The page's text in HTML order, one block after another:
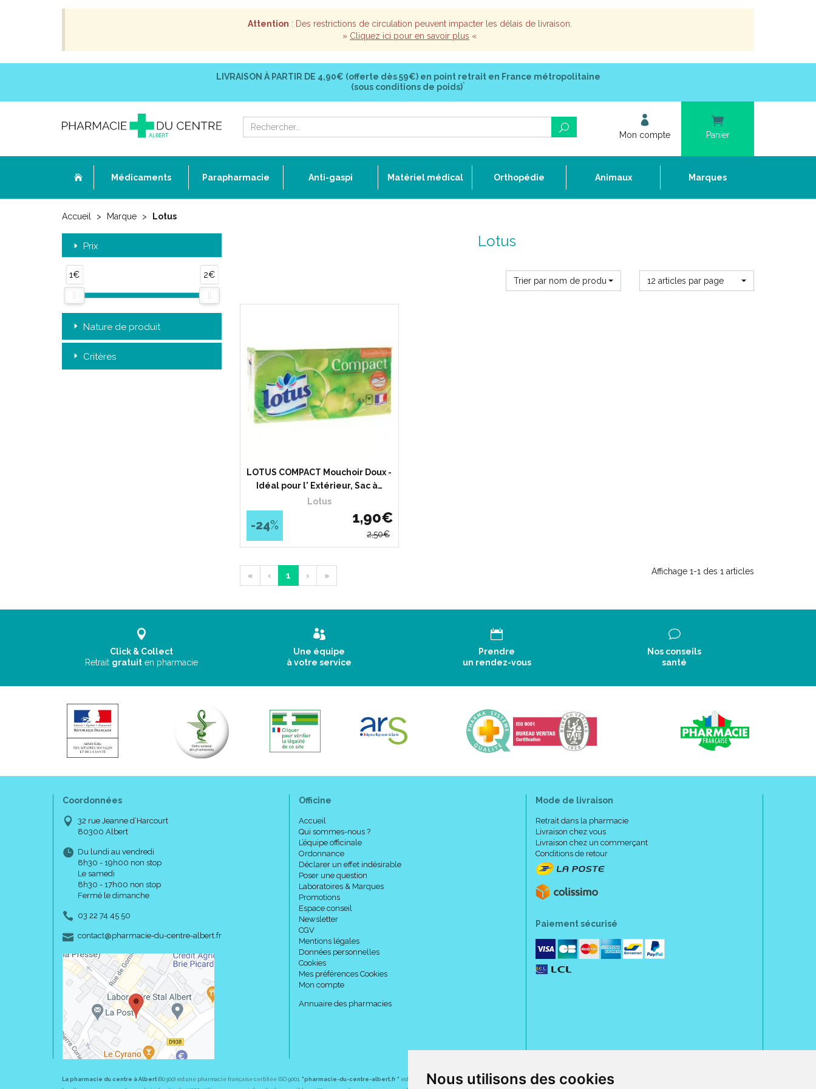
Nous utilisons des cookies
Attention : Des restrictions de circulation peuvent impacter les délais de livraison.
» Cliquez ici pour en savoir plus «
LIVRAISON À PARTIR DE 4,90€ (offerte dès 59€) en point retrait en France métropolitaine
(sous conditions de poids)*
Mon compte Panier
Médicaments Parapharmacie Anti-gaspi Matériel médical Orthopédie Animaux Marques
Accueil Marque Lotus
Prix
1€ 2€
Nature de produit
Critères
Lotus
Trier par nom de produit 12 articles par page
LOTUS COMPACT Mouchoir Doux -
Idéal pour l' Extérieur, Sac à…
Lotus
1,90€
2,50€
-24%
« ‹ 1 › » Affichage 1-1 des 1 articles
Click & Collect
Retrait gratuit en pharmacie
Une équipe
à votre service
Prendre
un rendez-vous
Nos conseils
santé
Coordonnées
32 rue Jeanne d’Harcourt
80300 Albert
Du lundi au vendredi
8h30 - 19h00 non stop
Le samedi
8h30 - 17h00 non stop
Fermé le dimanche
03 22 74 45 50
contact-
@-
pharmacie-du-centre-albert.fr
Officine
Accueil
Qui sommes-nous ?
L’équipe officinale
Ordonnance
Déclarer un effet indésirable
Poser une question
Laboratoires & Marques
Promotions
Espace conseil
Newsletter
CGV
Mentions légales
Données personnelles
Cookies
Mes préférences Cookies
Mon compte
Annuaire des pharmacies
Mode de livraison
Retrait dans la pharmacie
Livraison chez vous
Livraison chez un commerçant
Conditions de retour
Paiement sécurisé
La pharmacie du centre à Albert(80300) est une pharmacie française certifiée ISO 9001. "pharmacie-du-centre-albert.fr " est le site internet de la pharmacie du centre
, 32 rue Jeanne d' Harcourt, 80300 Albert.